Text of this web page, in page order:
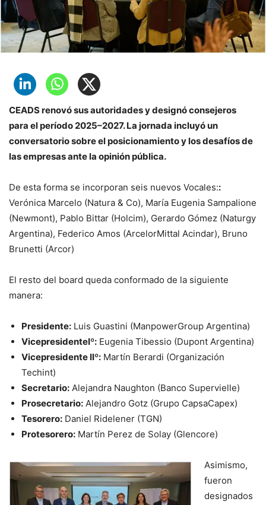
CEADS renovó sus autoridades y designó consejeros
para el período 2025–2027. La jornada incluyó un
conversatorio sobre el posicionamiento y los desafíos de
las empresas ante la opinión pública.
De esta forma se incorporan seis nuevos Vocales::
Verónica Marcelo (Natura & Co), María Eugenia Sampalione
(Newmont), Pablo Bittar (Holcim), Gerardo Gómez (Naturgy
Argentina), Federico Amos (ArcelorMittal Acindar), Bruno
Brunetti (Arcor)
El resto del board queda conformado de la siguiente
manera:
Presidente: Luis Guastini (ManpowerGroup Argentina)
VicepresidenteIº: Eugenia Tibessio (Dupont Argentina)
Vicepresidente IIº: Martín Berardi (Organización
Techint)
Secretario: Alejandra Naughton (Banco Supervielle)
Prosecretario: Alejandro Gotz (Grupo CapsaCapex)
Tesorero: Daniel Ridelener (TGN)
Protesorero: Martín Perez de Solay (Glencore)
Asimismo,
fueron
designados